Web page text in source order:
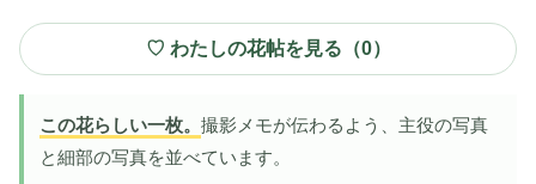
♡ わたしの花帖を見る（0）
この花らしい一枚。 撮影メモが伝わるよう、主役の写真
と細部の写真を並べています。